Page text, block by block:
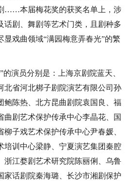
……本届梅花奖的获奖名单上，涉
话剧、舞剧等艺术门类，且剧种多
显戏曲领域“满园梅意弄春光”的繁
演员分别是：上海京剧院蓝天、
北省河北梆子剧院演艺有限公司孙
鲍陈热、北方昆曲剧院袁国良、福
曲剧艺术保护传承中心李晶花、国
子戏艺术保护传承中心尹春媛、
培训中心梁静、宁夏演艺集团秦腔
浙江婺剧艺术研究院陈丽俐、乌鲁
家话剧院秦海璐、长沙市湘剧保护